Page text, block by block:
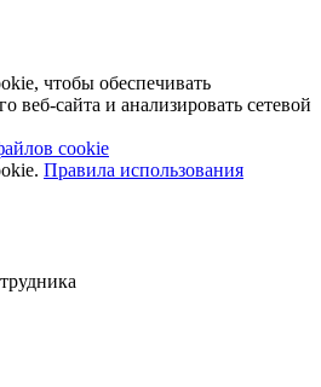
чтобы обеспечивать
веб-сайта и анализировать сетевой
cookie
Правила использования